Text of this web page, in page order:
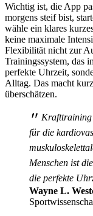
Wichtig ist, die App
morgens steif bist,
wähle ein klares
keine maximale
Flexibilität nicht zur
Trainingssystem, das
perfekte Uhrzeit,
Alltag. Das macht
überschätzen.
" Krafttraining
für die
Menschen ist
die perfekte
Wayne L.